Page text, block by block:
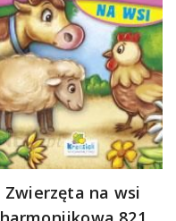
Zwierzęta na wsi